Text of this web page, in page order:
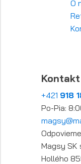
O
Kontakt
+421 918
Po-Pia:
Magsy SK
Hollého